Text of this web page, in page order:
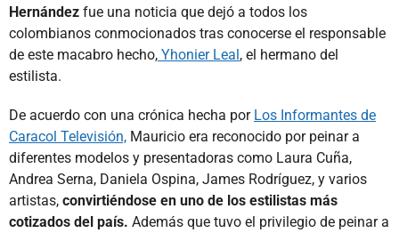
Hernández fue una noticia que dejó a todos los
colombianos conmocionados tras conocerse el responsable
de este macabro hecho, Yhonier Leal, el hermano del
estilista.
De acuerdo con una crónica hecha por Los Informantes de
Caracol Televisión, Mauricio era reconocido por peinar a
diferentes modelos y presentadoras como Laura Cuña,
Andrea Serna, Daniela Ospina, James Rodríguez, y varios
artistas, convirtiéndose en uno de los estilistas más
cotizados del país. Además que tuvo el privilegio de peinar a